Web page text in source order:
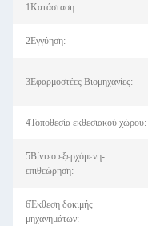
1Κατάσταση:
2Εγγύηση:
3Εφαρμοστέες Βιομηχανίες:
4Τοποθεσία εκθεσιακού χώρου:
5Βίντεο εξερχόμενη-
επιθεώρηση:
6Έκθεση δοκιμής
μηχανημάτων: